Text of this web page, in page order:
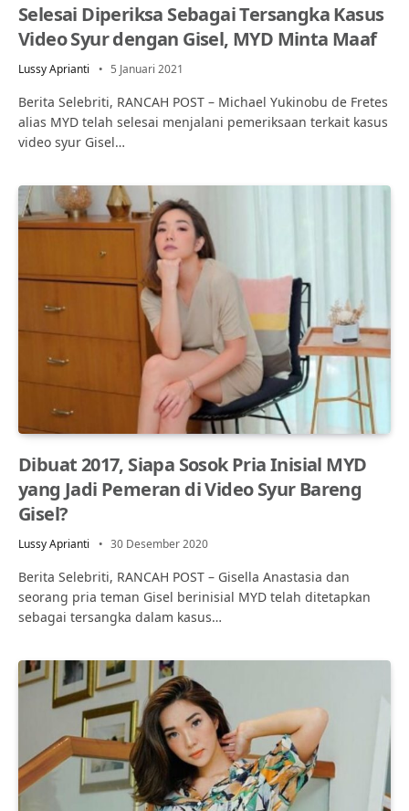
Selesai Diperiksa Sebagai Tersangka Kasus
Video Syur dengan Gisel, MYD Minta Maaf
Lussy Aprianti 5 Januari 2021
Berita Selebriti, RANCAH POST – Michael Yukinobu de Fretes
alias MYD telah selesai menjalani pemeriksaan terkait kasus
video syur Gisel…
Dibuat 2017, Siapa Sosok Pria Inisial MYD
yang Jadi Pemeran di Video Syur Bareng
Gisel?
Lussy Aprianti 30 Desember 2020
Berita Selebriti, RANCAH POST – Gisella Anastasia dan
seorang pria teman Gisel berinisial MYD telah ditetapkan
sebagai tersangka dalam kasus…